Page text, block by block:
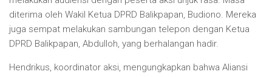
diterima oleh Wakil Ketua DPRD Balikpapan, Budiono. Mereka
juga sempat melakukan sambungan telepon dengan Ketua
DPRD Balikpapan, Abdulloh, yang berhalangan hadir.
Hendrikus, koordinator aksi, mengungkapkan bahwa Aliansi